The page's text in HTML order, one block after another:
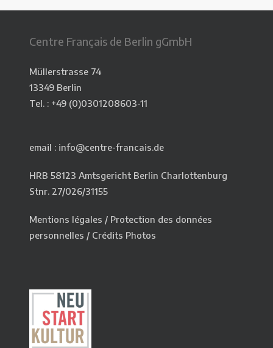
Centre Français de Berlin gGmbH
Müllerstrasse 74
13349 Berlin
Tel. : +49 (0)0301208603-11
email : info@centre-francais.de
HRB 58123 Amtsgericht Berlin Charlottenburg
Stnr. 27/026/31155
Mentions légales / Protection des données
personnelles / Crédits Photos